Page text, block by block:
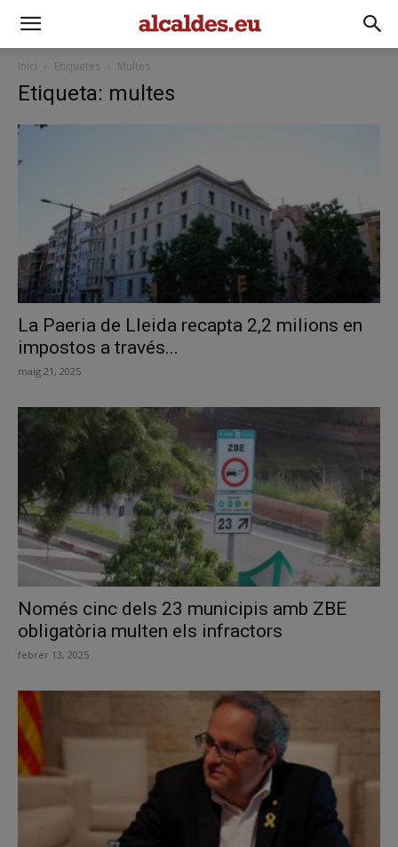
Inici Etiquetes Multes
Etiqueta: multes
La Paeria de Lleida recapta 2,2 milions en
impostos a través...
maig 21, 2025
Només cinc dels 23 municipis amb ZBE
obligatòria multen els infractors
febrer 13, 2025